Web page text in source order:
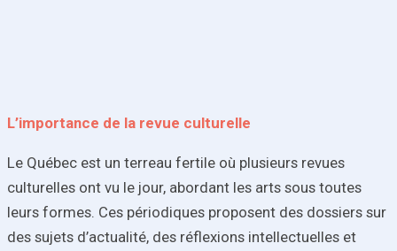
L’importance de la revue culturelle
Le Québec est un terreau fertile où plusieurs revues
culturelles ont vu le jour, abordant les arts sous toutes
leurs formes. Ces périodiques proposent des dossiers sur
des sujets d’actualité, des réflexions intellectuelles et